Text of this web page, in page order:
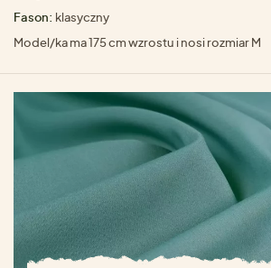
Fason: klasyczny
Model/ka ma 175 cm wzrostu i nosi rozmiar M